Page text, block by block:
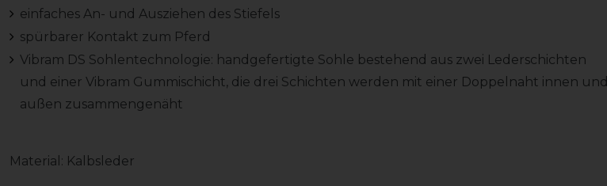
einfaches An- und Ausziehen des Stiefels
spürbarer Kontakt zum Pferd
Vibram DS Sohlentechnologie: handgefertigte Sohle bestehend aus zwei Lederschichten
und einer Vibram Gummischicht, die drei Schichten werden mit einer Doppelnaht innen und
außen zusammengenäht
Material: Kalbsleder